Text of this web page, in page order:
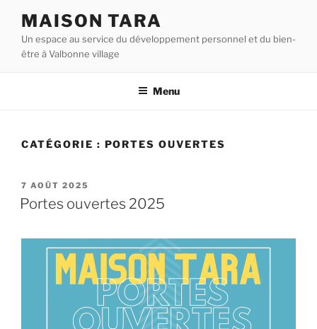
contenu
principal
MAISON TARA
Un espace au service du développement personnel et du bien-
être à Valbonne village
Menu
CATÉGORIE : PORTES OUVERTES
PUBLIÉ
LE
7 AOÛT 2025
Portes ouvertes 2025